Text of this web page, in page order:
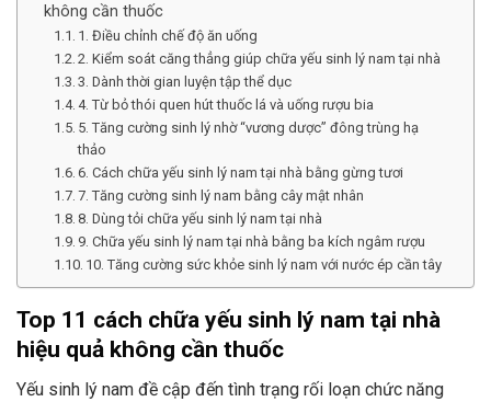
không cần thuốc
1. Điều chỉnh chế độ ăn uống
2. Kiểm soát căng thẳng giúp chữa yếu sinh lý nam tại nhà
3. Dành thời gian luyện tập thể dục
4. Từ bỏ thói quen hút thuốc lá và uống rượu bia
5. Tăng cường sinh lý nhờ “vương dược” đông trùng hạ
thảo
6. Cách chữa yếu sinh lý nam tại nhà bằng gừng tươi
7. Tăng cường sinh lý nam bằng cây mật nhân
8. Dùng tỏi chữa yếu sinh lý nam tại nhà
9. Chữa yếu sinh lý nam tại nhà bằng ba kích ngâm rượu
10. Tăng cường sức khỏe sinh lý nam với nước ép cần tây
Top 11 cách chữa yếu sinh lý nam tại nhà
hiệu quả không cần thuốc
Yếu sinh lý nam đề cập đến tình trạng rối loạn chức năng